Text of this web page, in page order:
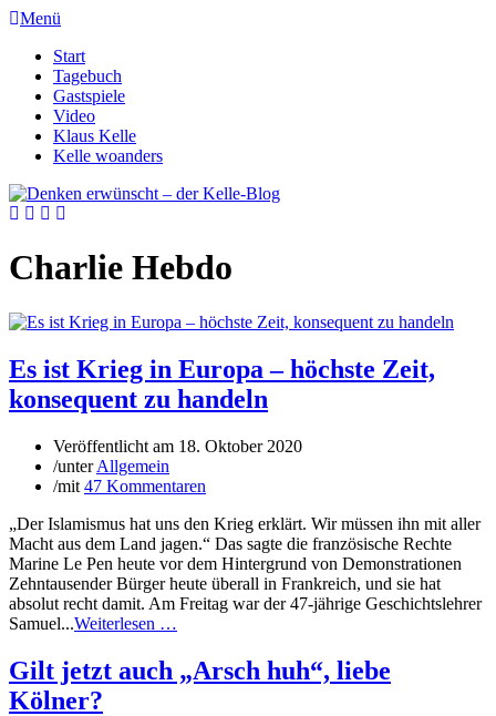
Menü
Start
Tagebuch
Gastspiele
Video
Klaus Kelle
Kelle woanders
Charlie Hebdo
Es ist Krieg in Europa – höchste Zeit,
konsequent zu handeln
Veröffentlicht am 18. Oktober 2020
/unterAllgemein
/mit 47 Kommentaren
„Der Islamismus hat uns den Krieg erklärt. Wir müssen ihn mit aller
Macht aus dem Land jagen.“ Das sagte die französische Rechte
Marine Le Pen heute vor dem Hintergrund von Demonstrationen
Zehntausender Bürger heute überall in Frankreich, und sie hat
absolut recht damit. Am Freitag war der 47-jährige Geschichtslehrer
Samuel...Weiterlesen …
Gilt jetzt auch „Arsch huh“, liebe
Kölner?